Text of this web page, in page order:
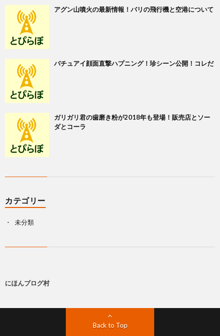
アグン山噴火の最新情報！バリの飛行機と空港について
バチュアイ顔面直撃ハプニング！珍シーン公開！コレだ
ガリガリ君の歯磨き粉が2018年も登場！販売店とソー
ダとコーラ
カテゴリー
未分類
にほんブログ村
Back to Top